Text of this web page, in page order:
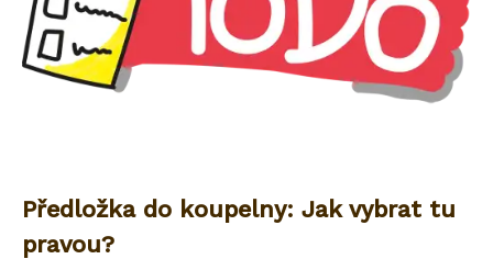
Předložka do koupelny: Jak vybrat tu
pravou?